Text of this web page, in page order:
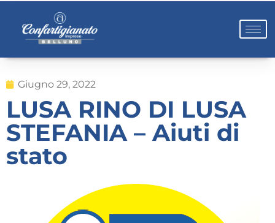
Giugno 29, 2022
LUSA RINO DI LUSA
STEFANIA – Aiuti di
stato